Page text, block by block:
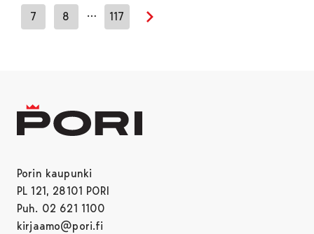
7 8 … 117
Seuraava sivu
Porin kaupunki
PL 121, 28101 PORI
Puh. 02 621 1100
kirjaamo@pori.fi